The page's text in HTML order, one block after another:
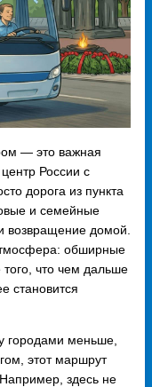
— это важная
России с
дорога из пункта
и семейные
возвращение домой.
обширные
что чем дальше
становится
городами меньше,
этот маршрут
здесь не